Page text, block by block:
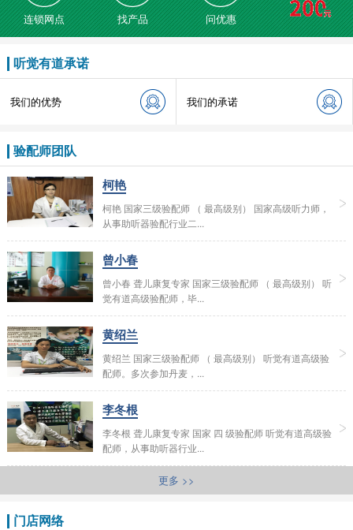
连锁网点 找产品 问优惠
听觉有道承诺
我们的优势 我们的承诺
验配师团队
柯艳
柯艳 国家三级验配师 （ 最高级别） 国家高级听力师，
从事助听器验配行业二...
曾小春
曾小春 聋儿康复专家 国家三级验配师 （ 最高级别） 听
觉有道高级验配师，毕...
黄绍兰
黄绍兰 国家三级验配师 （ 最高级别） 听觉有道高级验
配师。多次参加丹麦，...
李冬根
李冬根 聋儿康复专家 国家 四 级验配师 听觉有道高级验
配师，从事助听器行业...
更多 >>
门店网络